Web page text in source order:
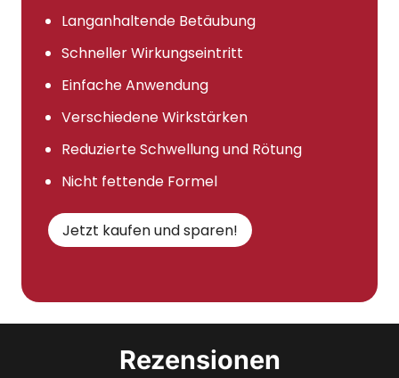
Langanhaltende Betäubung
Schneller Wirkungseintritt
Einfache Anwendung
Verschiedene Wirkstärken
Reduzierte Schwellung und Rötung
Nicht fettende Formel
Jetzt kaufen und sparen!
Rezensionen